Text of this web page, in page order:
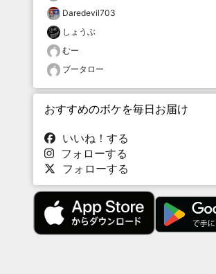
Daredevil703
しょうぶ
むー
ブータロー
おすすめのボケを毎日お届け
いいね！する
フォローする
フォローする